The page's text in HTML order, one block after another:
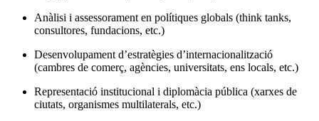
Anàlisi i assessorament en polítiques globals (think tanks,
consultores, fundacions, etc.)
Desenvolupament d’estratègies d’internacionalització
(cambres de comerç, agències, universitats, ens locals, etc.)
Representació institucional i diplomàcia pública (xarxes de
ciutats, organismes multilaterals, etc.)